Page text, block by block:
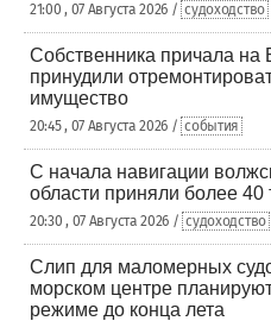
21:00 , 07 Августа 2026 / судоходство
Собственника причала на
принудили
имущество
20:45 , 07 Августа 2026 / события
С начала навигации
области приняли более 40
20:30 , 07 Августа 2026 / судоходство
Слип для маломерных
морском центре
режиме до конца лета